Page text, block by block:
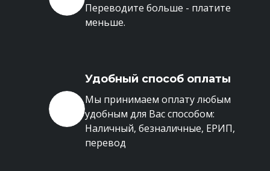
Переводите больше - платите
меньше.
Удобный способ оплаты
Мы принимаем оплату любым
удобным для Вас способом:
Наличный, безналичные, ЕРИП,
перевод